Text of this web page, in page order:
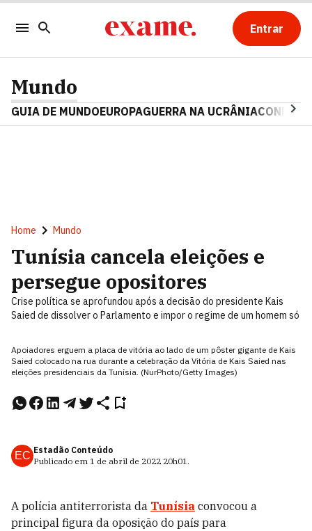
Entrar
Mundo
GUIA DE MUNDOEUROPAGUERRA NA UCRÂNIA
Home Mundo
Tunísia cancela eleições e
persegue opositores
Crise política se aprofundou após a decisão do presidente Kais
Saied de dissolver o Parlamento e impor o regime de um homem só
Apoiadores erguem a placa de vitória ao lado de um pôster gigante de Kais
Saied colocado na rua durante a celebração da Vitória de Kais Saied nas
eleições presidenciais da Tunísia. (NurPhoto/Getty Images)
EC Estadão Conteúdo
Publicado em 1 de abril de 2022 20h01.
A polícia antiterrorista da Tunísia convocou a
principal figura da oposição do país para